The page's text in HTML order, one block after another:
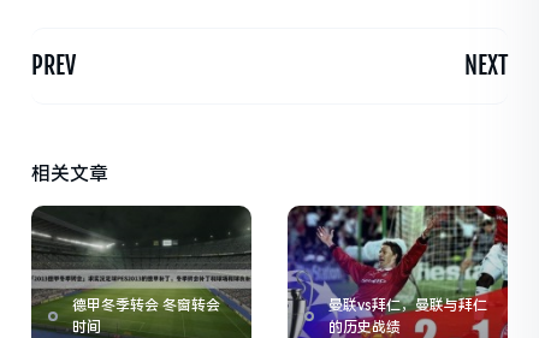
PREV NEXT
相关文章
德甲冬季转会 冬窗转会
时间
曼联vs拜仁，曼联与拜仁
的历史战绩